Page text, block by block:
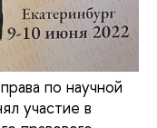
по научной
участие в